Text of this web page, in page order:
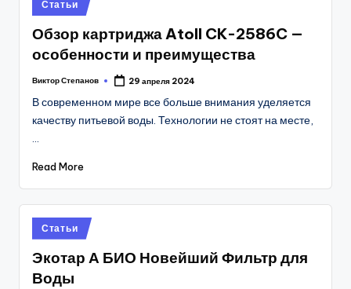
in
Статьи
Обзор картриджа Atoll CK-2586C —
особенности и преимущества
Posted
Виктор Степанов 29 апреля 2024
В современном мире все больше внимания уделяется
качеству питьевой воды. Технологии не стоят на месте,
…
Read More
Posted
in
Статьи
Экотар А БИО Новейший Фильтр для
Воды